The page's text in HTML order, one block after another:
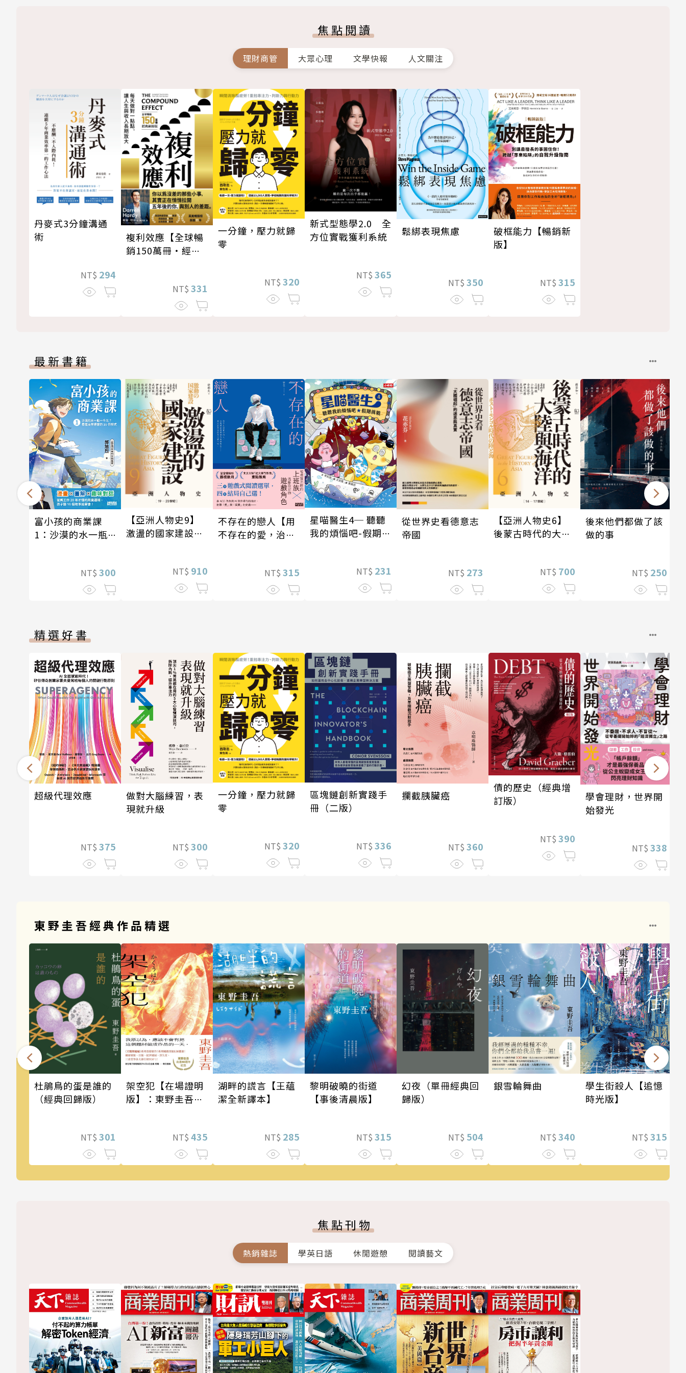
焦點閱讀
理財商管 大眾心理 文學快報 人文關注
丹麥式3分鐘溝通
術
NT$ 294
複利效應【全球暢
銷150萬冊・經典
NT$ 331
一分鐘，壓力就歸
零
NT$ 320
新式型態學2.0 全
方位實戰獲利系統
NT$ 365
鬆綁表現焦慮
NT$ 350
破框能力【暢銷新
版】
NT$ 315
最新書籍
富小孩的商業課
1：沙漠的水一瓶
NT$ 300
【亞洲人物史9】
激盪的國家建設
NT$ 910
不存在的戀人【用
不存在的愛，治癒
NT$ 315
星喵醫生4─ 聽聽
我的煩惱吧-假期挑
NT$ 231
從世界史看德意志
帝國
NT$ 273
【亞洲人物史6】
後蒙古時代的大陸
NT$ 700
後來他們都做了該
做的事
NT$ 250
精選好書
超級代理效應
NT$ 375
做對大腦練習，表
現就升級
NT$ 300
一分鐘，壓力就歸
零
NT$ 320
區塊鏈創新實踐手
冊（二版）
NT$ 336
攔截胰臟癌
NT$ 360
債的歷史（經典增
訂版）
NT$ 390
學會理財，世界開
始發光
NT$ 338
東野圭吾經典作品精選
杜鵑鳥的蛋是誰的
（經典回歸版）
NT$ 301
架空犯【在場證明
版】：東野圭吾出
列重磅新作！
NT$ 435
湖畔的謊言【王蘊
潔全新譯本】
NT$ 285
黎明破曉的街道
【事後清晨版】
NT$ 315
幻夜（單冊經典回
歸版）
NT$ 504
銀雪輪舞曲
NT$ 340
學生街殺人【追憶
時光版】
NT$ 315
焦點刊物
熱銷雜誌 學英日語 休閒遊憩 閱讀藝文